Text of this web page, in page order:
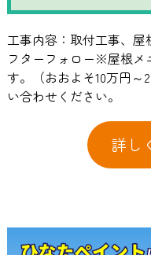
工事内容：取付工事、
フターフォロー※屋根メ
す。（おおよそ10万円
い合わせください。
詳し